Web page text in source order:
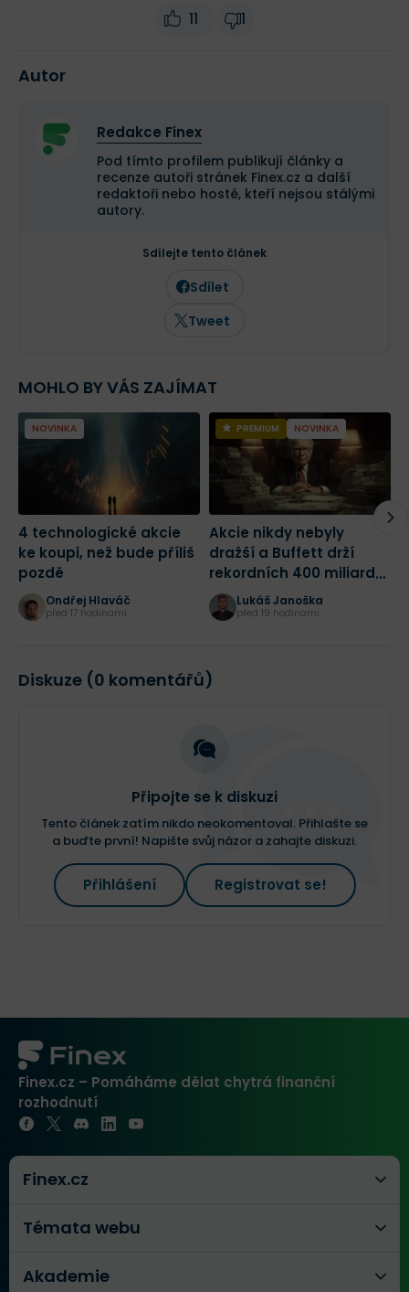
11
1
Autor
Redakce Finex
Pod tímto profilem publikují články a
recenze autoři stránek Finex.cz a další
redaktoři nebo hosté, kteří nejsou stálými
autory.
Sdílejte tento článek
Sdílet
Tweet
MOHLO BY VÁS ZAJÍMAT
NOVINKA
4 technologické akcie
ke koupi, než bude příliš
pozdě
Ondřej Hlaváč
před 17 hodinami
PREMIUM NOVINKA
Akcie nikdy nebyly
dražší a Buffett drží
rekordních 400 miliard
dolarů! Jak bych dnes
začal investovat?
Lukáš Janoška
před 19 hodinami
Diskuze (0 komentářů)
Připojte se k diskuzi
Tento článek zatím nikdo neokomentoval. Přihlašte se
a buďte první! Napište svůj názor a zahajte diskuzi.
Přihlášení Registrovat se!
Finex.cz – Pomáháme dělat chytrá finanční
rozhodnutí
Finex.cz
Témata webu
Akademie